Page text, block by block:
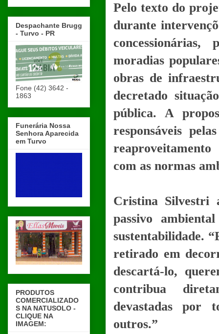
Pelo texto do
durante
moradias
obras de
decretado
pública. A
responsáveis
com as normas
Cristina Silvestri
passivo
sustentabilidade.
retirado em
descartá-lo,
contribua
devastadas por
outros.”
Despachante Brugg
- Turvo - PR
Fone (42) 3642 -
1863
Funerária Nossa
Senhora Aparecida
em Turvo
PRODUTOS
COMERCIALIZADO
S NA NATUSOLO -
CLIQUE NA
IMAGEM: